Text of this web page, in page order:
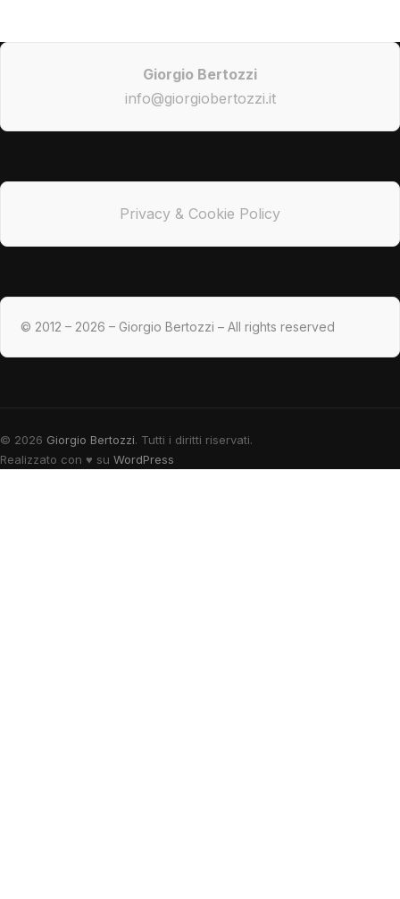
Giorgio Bertozzi
info@giorgiobertozzi.it
Privacy & Cookie Policy
© 2012 – 2026 – Giorgio Bertozzi – All rights reserved
© 2026 Giorgio Bertozzi. Tutti i diritti riservati.
Realizzato con ♥ su WordPress